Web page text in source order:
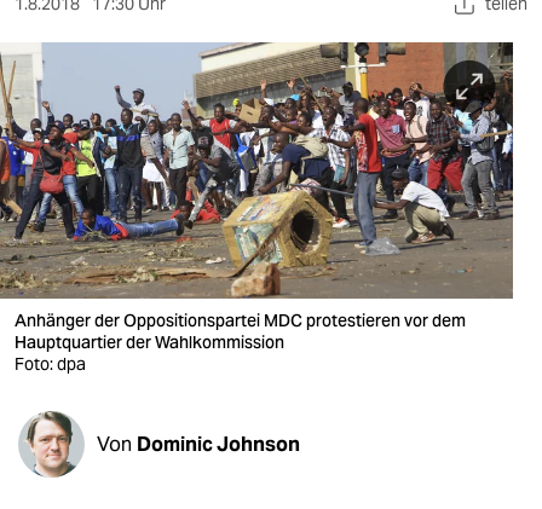
sport
berlin
nord
wahrheit
verlag
verlag
veranstaltungen
fragen & hilfe
Anhänger der Oppositionspartei MDC protestieren vor dem
Hauptquartier der Wahlkommission
Foto: dpa
Von Dominic Johnson